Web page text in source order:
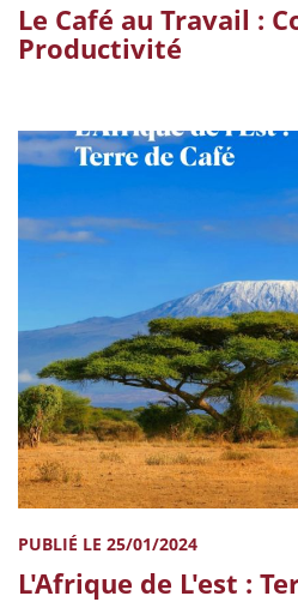
Le Café au Travail :
Productivité
PUBLIÉ LE 25/01/2024
L'Afrique de L'est :